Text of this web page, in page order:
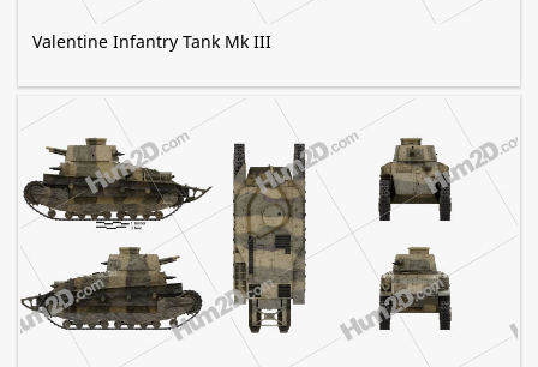
Valentine Infantry Tank Mk III